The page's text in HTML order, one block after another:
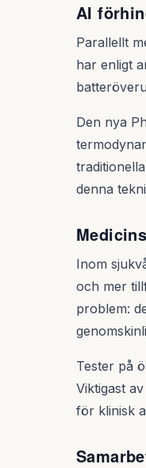
AI
Parallellt
har enligt
Den nya
denna
Inom
och mer
problem:
Tester på
Viktigast
för klinisk